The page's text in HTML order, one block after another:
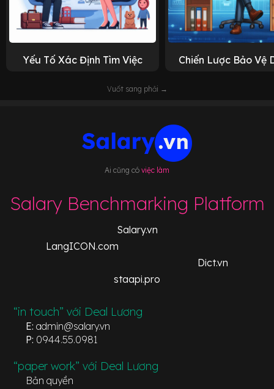
Yếu Tố Xác Định Tìm Việc Chiến Lược Bảo Vệ
Vuốt sang phải →
Ai cũng có việc làm
Salary Benchmarking Platform
Salary.vn
LangICON.com
Dict.vn
staapi.pro
“in touch” với Deal Lương
E: admin@salary.vn
P: 0944.55.0981
“paper work” với Deal Lương
Bản quyền